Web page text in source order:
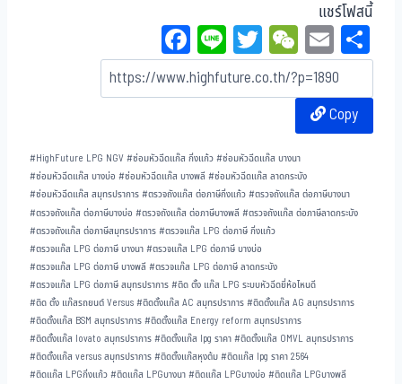
แชร์โฟสนี้
Fa
ce
bo
Li
ne
T
wi
tt
W
eC
ha
t
E
m
ail
Copy
#HighFuture LPG NGV#ซ่อมหัวฉีดแก๊ส กิ่งแก้ว#ซ่อมหัวฉีดแก๊ส บางนา
#ซ่อมหัวฉีดแก๊ส บางบ่อ #ซ่อมหัวฉีดแก๊ส บางพลี #ซ่อมหัวฉีดแก๊ส ลาดกระบัง
#ซ่อมหัวฉีดแก๊ส สมุทรปราการ#ตรวจถังแก๊ส ต่อภาษีกิ่งแก้ว#ตรวจถังแก๊ส ต่อภาษีบางนา
#ตรวจถังแก๊ส ต่อภาษีบางบ่อ #ตรวจถังแก๊ส ต่อภาษีบางพลี #ตรวจถังแก๊ส ต่อภาษีลาดกระบัง
#ตรวจถังแก๊ส ต่อภาษีสมุทรปราการ#ตรวจแก๊ส LPG ต่อภาษี กิ่งแก้ว
#ตรวจแก๊ส LPG ต่อภาษี บางนา#ตรวจแก๊ส LPG ต่อภาษี บางบ่อ
#ตรวจแก๊ส LPG ต่อภาษี บางพลี #ตรวจแก๊ส LPG ต่อภาษี ลาดกระบัง
#ตรวจแก๊ส LPG ต่อภาษี สมุทรปราการ#ติด ตั้ง แก๊ส LPG ระบบหัวฉีดยี่ห้อไหนดี
#ติด ตั้ง แก๊สรถยนต์ Versus#ติดตั้งแก๊ส AC สมุทรปราการ#ติดตั้งแก๊ส AG สมุทรปราการ
#ติดตั้งแก๊ส BSM สมุทรปราการ#ติดตั้งแก๊ส Energy reform สมุทรปราการ
#ติดตั้งแก๊ส lovato สมุทรปราการ#ติดตั้งแก๊ส lpg ราคา#ติดตั้งแก๊ส OMVL สมุทรปราการ
#ติดตั้งแก๊ส versus สมุทรปราการ#ติดตั้งแก๊สหุงต้ม#ติดแก๊ส lpg ราคา 2564
#ติดแก๊ส LPGกิ่งแก้ว#ติดแก๊ส LPGบางนา#ติดแก๊ส LPGบางบ่อ #ติดแก๊ส LPGบางพลี